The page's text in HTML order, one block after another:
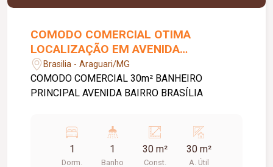
COMODO COMERCIAL OTIMA
LOCALIZAÇÃO EM AVENIDA
PRINCIPAL.
Brasilia - Araguari/MG
COMODO COMERCIAL 30m² BANHEIRO
PRINCIPAL AVENIDA BAIRRO BRASÍLIA
1
Dorm.
1
Banho
30 m²
Const.
30 m²
A. Útil